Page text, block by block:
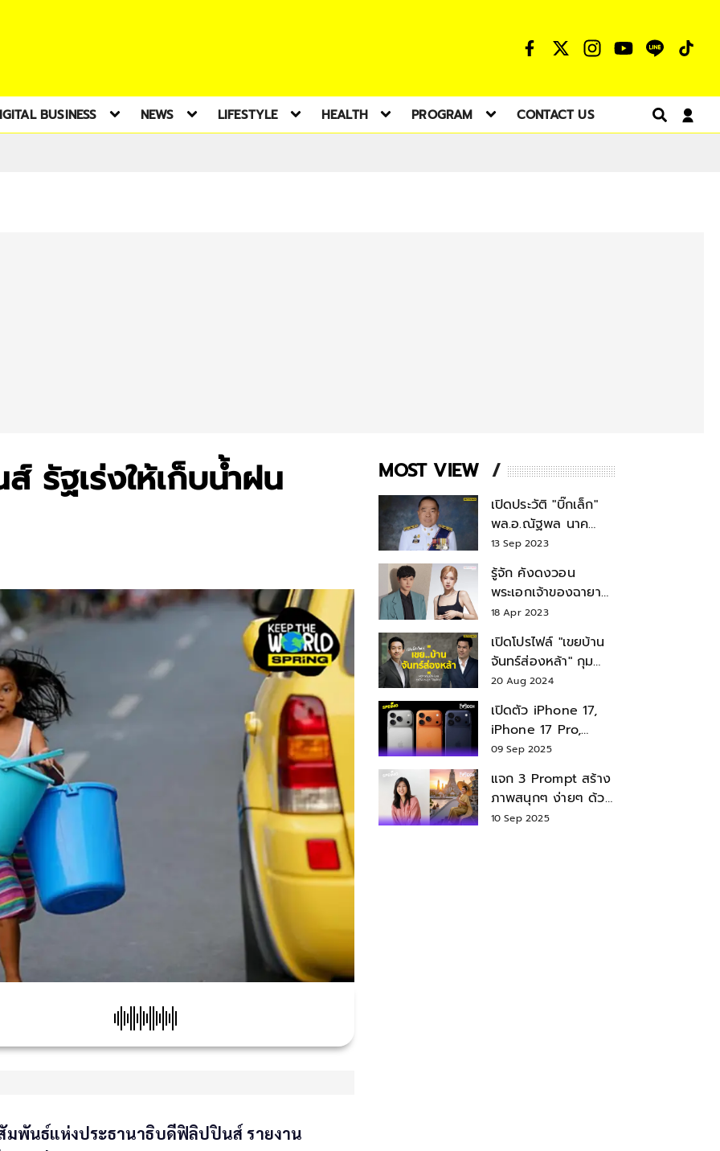
BUSINESS NEWS LIFESTYLE HEALTH PROGRAM CONTACT US
รัฐเร่งให้เก็บน้ำฝน
มพันธ์แห่งประธานาธิบดีฟิลิปปินส์ รายงาน
MOST VIEW
เปิดประวัติ "บิ๊กเล็ก"
พล.อ.ณัฐพล นาค
พาณิชย์ จากเลขาฯ
สมช.-เลขาฯ
รมว.กลาโหม
13 Sep 2023
รู้จัก คังดงวอน
พระเอกเจ้าของฉายา
สมบัติแห่งชาติ หลังมี
18 Apr 2023
เปิดโปรไฟล์ "เขยบ้าน
จันทร์ส่องหล้า" กุม
บังเหียนธุรกิจตระกูล
"ชินวัตร"
20 Aug 2024
เปิดตัว iPhone 17,
iPhone 17 Pro,
iPhone 17 Air สเปค
09 Sep 2025
แจก 3 Prompt สร้าง
ภาพสนุกๆ ง่ายๆ ด้วย
Nano Banana ใน
10 Sep 2025